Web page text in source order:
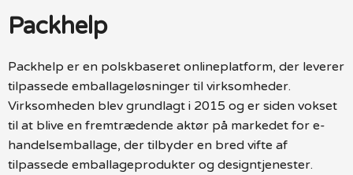
Packhelp
Packhelp er en polskbaseret onlineplatform, der leverer
tilpassede emballageløsninger til virksomheder.
Virksomheden blev grundlagt i 2015 og er siden vokset
til at blive en fremtrædende aktør på markedet for e-
handelsemballage, der tilbyder en bred vifte af
tilpassede emballageprodukter og designtjenester.